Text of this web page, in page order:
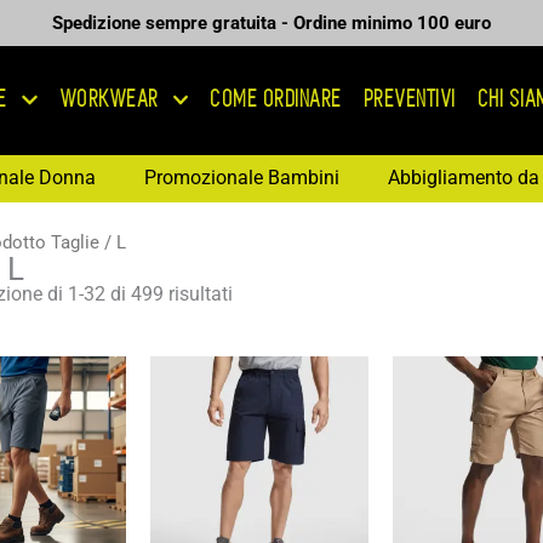
Spedizione sempre gratuita - Ordine minimo 100 euro
WORKWEAR COME ORDINARE PREVENTIVI CHI
Donna Promozionale Bambini Abbigliamento
Taglie / L
L
di 1-32 di 499 risultati
Fascia
di
prezzo:
da
7,70 €
a
11,00 €
Fascia
prezzo:
12,68 €
a
18,12 €
di
da
a